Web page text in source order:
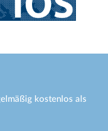
kostenlos als